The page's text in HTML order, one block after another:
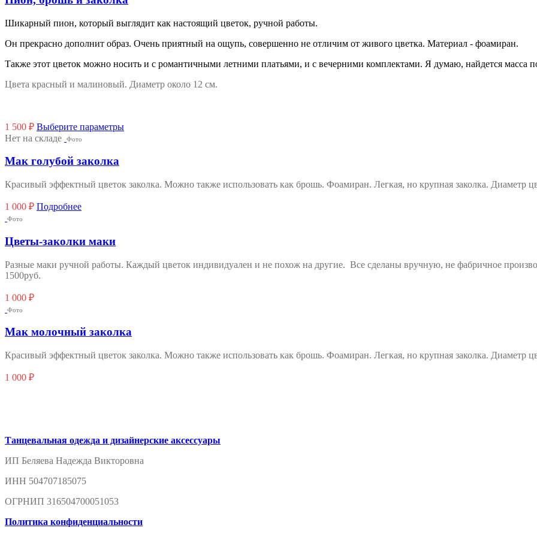
Шикарный пион, который выглядит как настоящий цветок, ручной работы.
Он прекрасно дополнит образ. Очень приятный на ощупь, совершенно не отличим от живого цветка. Материал - фоамиран.
Также этот цветок можно носить и с романтичными летними платьями, и с вечерними комплектами. Я думаю, найдется масса
Цвета красный и малиновый. Диаметр около 12 см.
1 500 ₽ Выберите параметрыЭтот
можно
Нет на складе Фото
Мак голубой заколка
Красивый эффектный цветок заколка. Можно также использовать как брошь. Фоамиран. Легкая, но крупная заколка. Диаметр
1 000 ₽ Подробнее
Фото
Цветы-заколки маки
Разные маки ручной работы. Каждый цветок индивидуален и не похож на другие. Все сделаны вручную, не фабричное
1500руб.
1 000 ₽
Фото
Мак молочный заколка
Красивый эффектный цветок заколка. Можно также использовать как брошь. Фоамиран. Легкая, но крупная заколка. Диаметр
1 000 ₽
Танцевальная одежда и дизайнерские аксессуары
ИП Беляева Надежда Викторовна
ИНН 504707185075
ОГРНИП 316504700051053
Политика конфиденциальности